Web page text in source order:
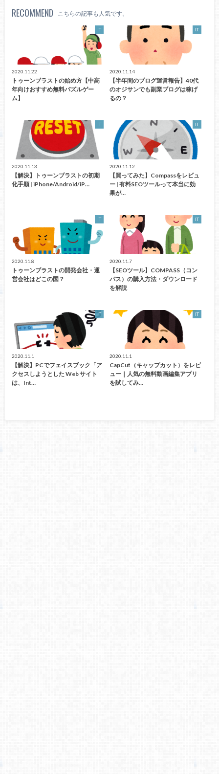
RECOMMEND こちらの記事も人気です。
IT
2020.11.22
トゥーンブラストの始め方【中高
年向けおすすめ無料パズルゲー
ム】
IT
2020.11.14
【半年間のブログ運営報告】40代
のオジサンでも副業ブログは稼げ
るの？
IT
2020.11.13
【解決】トゥーンブラストの初期
化手順 | iPhone/Android/iP…
IT
2020.11.12
【買ってみた】Compassをレビュ
ー | 有料SEOツールって本当に効
果が…
IT
2020.11.8
トゥーンブラストの開発会社・運
営会社はどこの国？
IT
2020.11.7
【SEOツール】COMPASS（コン
パス）の購入方法・ダウンロード
を解説
IT
2020.11.1
【解決】PCでフェイスブック「ア
クセスしようとした Web サイト
は、Int…
IT
2020.11.1
CapCut（キャップカット）をレビ
ュー｜人気の無料動画編集アプリ
を試してみ…